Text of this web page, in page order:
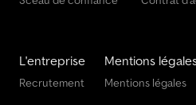
L'entreprise
Recrutement
Mentions
Mentions légales